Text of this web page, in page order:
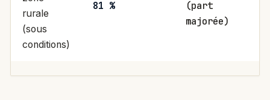
rurale
(sous
conditions)
81 %
(part
majorée)